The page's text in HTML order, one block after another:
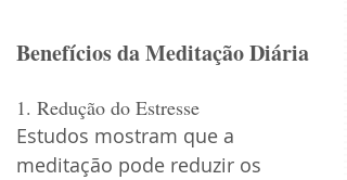
Benefícios da Meditação Diária
1. Redução do Estresse
Estudos mostram que a
meditação pode reduzir os